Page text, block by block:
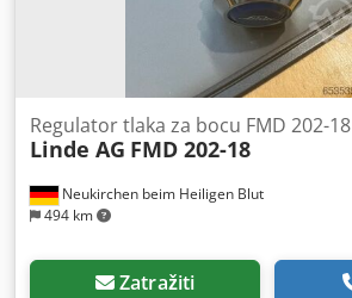
Neukirchen beim Heiligen Blut
494 km
Regulator tlaka za bocu FMD 202-18
Linde AG FMD 202-18
Zatražiti